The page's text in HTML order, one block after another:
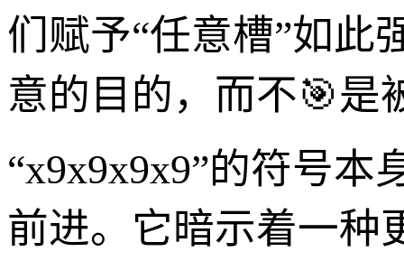
们赋予“任意槽”如此
意的目的，而不🎯是
“x9x9x9x9”的符号本
前进。它暗示着一种